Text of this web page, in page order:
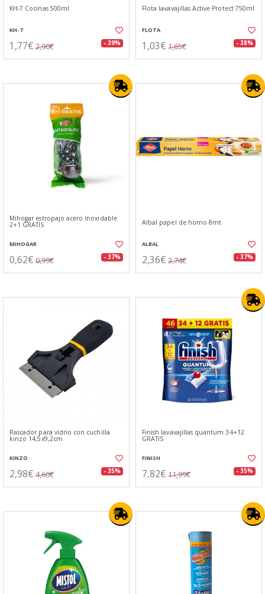
KH-7 Cocinas 500ml
KH-7
1,77€ 2,90€ - 39%
Flota lavavajillas Active Protect 750ml
FLOTA
1,03€ 1,65€ - 38%
Mihogar estropajo acero inoxidable
2+1 GRATIS
MIHOGAR
0,62€ 0,99€ - 37%
Albal papel de horno 8mt
ALBAL
2,36€ 3,74€ - 37%
Rascador para vidrio con cuchilla
kinzo 14,5x9,2cm
KINZO
2,98€ 4,60€ - 35%
Finish lavavajillas quantum 34+12
GRATIS
FINISH
7,82€ 11,99€ - 35%